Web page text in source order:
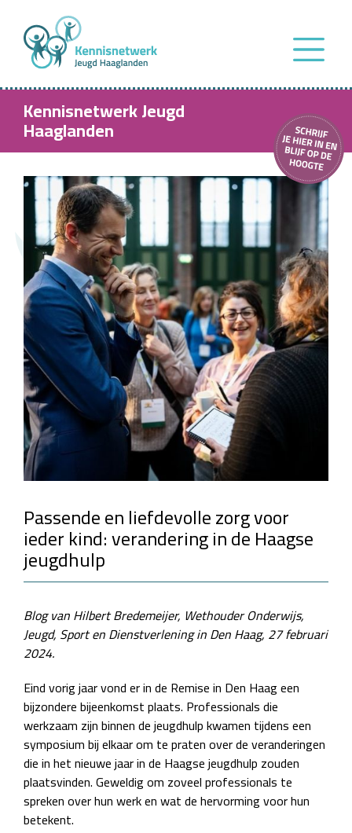
Kennisnetwerk Jeugd
Haaglanden
Passende en liefdevolle zorg voor
ieder kind: verandering in de Haagse
jeugdhulp
Blog van Hilbert Bredemeijer, Wethouder Onderwijs,
Jeugd, Sport en Dienstverlening in Den Haag, 27 februari
2024.
Eind vorig jaar vond er in de Remise in Den Haag een
bijzondere bijeenkomst plaats. Professionals die
werkzaam zijn binnen de jeugdhulp kwamen tijdens een
symposium bij elkaar om te praten over de veranderingen
die in het nieuwe jaar in de Haagse jeugdhulp zouden
plaatsvinden. Geweldig om zoveel professionals te
spreken over hun werk en wat de hervorming voor hun
betekent.